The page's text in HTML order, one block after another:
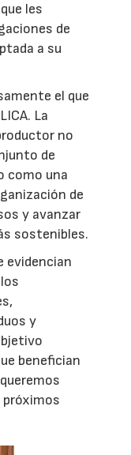
les
de
a su
el que
La
no
de
como una
de
y avanzar
sostenibles.
evidencian
y
benefician
próximos